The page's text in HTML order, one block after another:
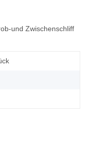
und Zwischenschliff